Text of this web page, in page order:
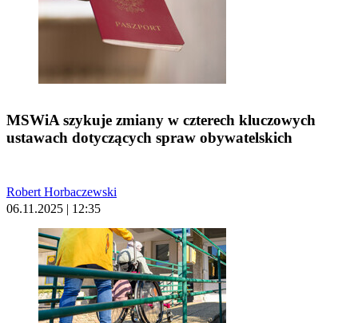
MSWiA szykuje zmiany w czterech kluczowych
ustawach dotyczących spraw obywatelskich
Robert Horbaczewski
06.11.2025 | 12:35